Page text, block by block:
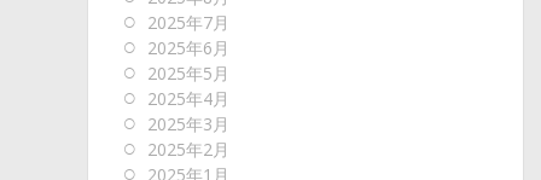
2025年7月
2025年6月
2025年5月
2025年4月
2025年3月
2025年2月
2025年1月